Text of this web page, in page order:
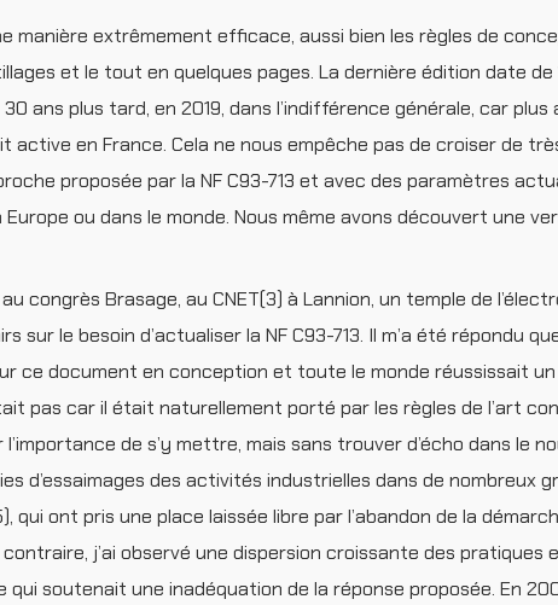
manière extrêmement efficace, aussi bien les règles de
et le tout en quelques pages. La dernière édition date de
ans plus tard, en 2019, dans l’indifférence générale, car plus
active en France. Cela ne nous empêche pas de croiser de
proposée par la NF C93-713 et avec des paramètres
ou dans le monde. Nous même avons découvert une
congrès Brasage, au CNET(3) à Lannion, un temple de
sur le besoin d’actualiser la NF C93-713. Il m’a été répondu
ce document en conception et toute le monde réussissait
pas car il était naturellement porté par les règles de l’art
de s’y mettre, mais sans trouver d’écho dans le
d’essaimages des activités industrielles dans de nombreux
qui ont pris une place laissée libre par l’abandon de la
j’ai observé une dispersion croissante des pratiques
soutenait une inadéquation de la réponse proposée. En